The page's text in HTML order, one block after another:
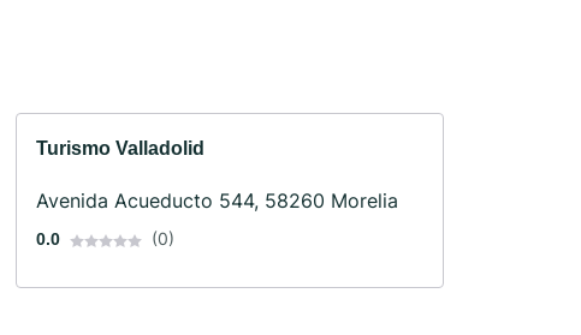
Turismo Valladolid
Avenida Acueducto 544, 58260 Morelia
0.0 (0)